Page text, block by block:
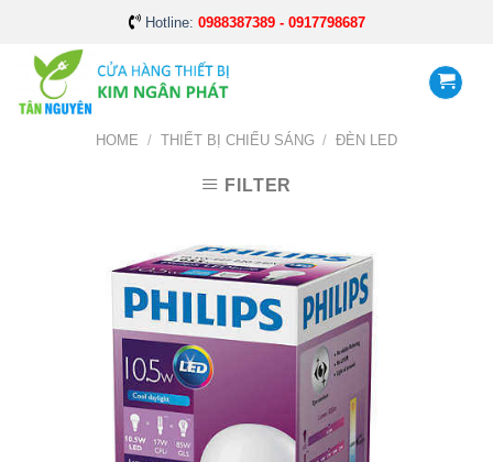
content
Hotline: 0988387389 - 0917798687
HOME / THIẾT BỊ CHIẾU SÁNG / ĐÈN LED
FILTER